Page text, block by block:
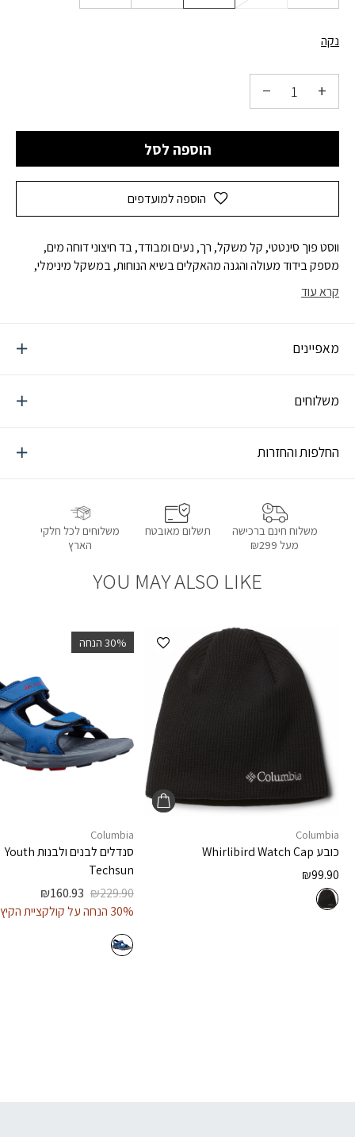
נקה
הוספה לסל
הוספה למועדפים
ווסט פוך סינטטי, קל משקל, רך, נעים ומבודד, בד חיצוני דוחה מים,
מספק בידוד מעולה והגנה מהאקלים בשיא הנוחות, במשקל מינימלי,
קרא עוד
מאפיינים
משלוחים
החלפות והחזרות
משלוח חינם ברכישה
מעל ₪299
תשלום מאובטח
משלוחים לכל חלקי
הארץ
YOU MAY ALSO LIKE
הוספה למועדפים
Columbia
כובע Whirlibird Watch Cap
₪99.90
‫30% הנחה
Columbia
סנדלים לבנים ולבנותYouth
Techsun
₪229.90
₪160.93
30% הנחה על קולקציית הקיץ